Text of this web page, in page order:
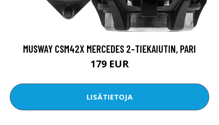
MUSWAY CSM42X MERCEDES 2-TIEKAIUTIN, PARI
179 EUR
LISÄTIETOJA